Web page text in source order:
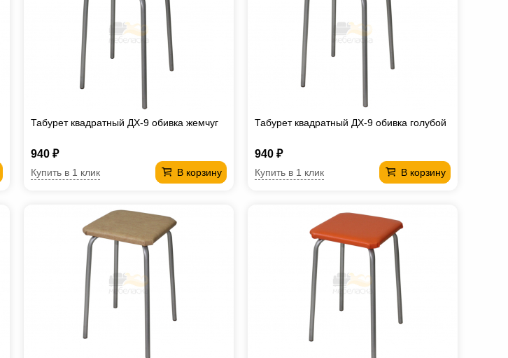
Табурет квадратный ДХ-9 обивка жемчуг
940 ₽
В корзину
Купить в 1 клик
Табурет квадратный ДХ-9 обивка голубой
940 ₽
В корзину
Купить в 1 клик